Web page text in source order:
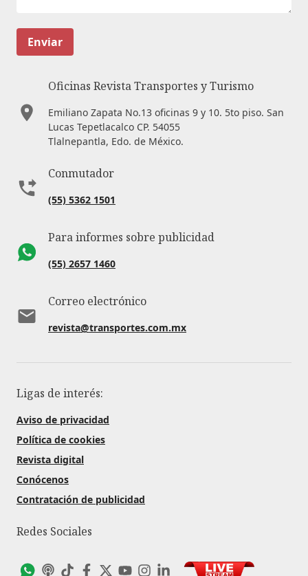
Enviar
Oficinas Revista Transportes y Turismo
Emiliano Zapata No.13 oficinas 9 y 10. 5to piso. San
Lucas Tepetlacalco CP. 54055
Tlalnepantla, Edo. de México.
Conmutador
(55) 5362 1501
Para informes sobre publicidad
(55) 2657 1460
Correo electrónico
revista@transportes.com.mx
Ligas de interés:
Aviso de privacidad
Política de cookies
Revista digital
Conócenos
Contratación de publicidad
Redes Sociales